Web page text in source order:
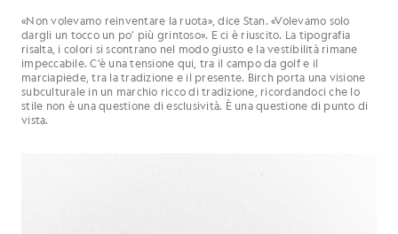
«Non volevamo reinventare la ruota», dice Stan. «Volevamo solo
dargli un tocco un po’ più grintoso». E ci è riuscito. La tipografia
risalta, i colori si scontrano nel modo giusto e la vestibilità rimane
impeccabile. C’è una tensione qui, tra il campo da golf e il
marciapiede, tra la tradizione e il presente. Birch porta una visione
subculturale in un marchio ricco di tradizione, ricordandoci che lo
stile non è una questione di esclusività. È una questione di punto di
vista.